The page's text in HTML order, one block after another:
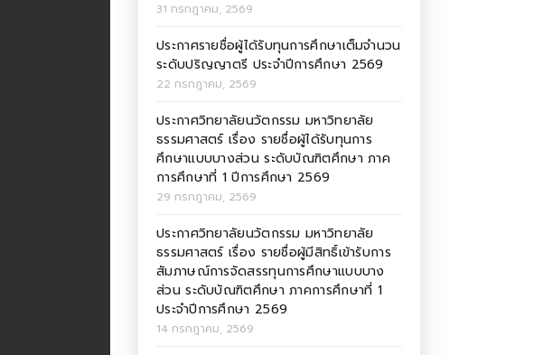
31 กรกฎาคม, 2569
ประกาศรายชื่อผู้ได้รับทุนการศึกษาเต็มจำนวน
ระดับปริญญาตรี ประจำปีการศึกษา 2569
22 กรกฎาคม, 2569
ประกาศวิทยาลัยนวัตกรรม มหาวิทยาลัย
ธรรมศาสตร์ เรื่อง รายชื่อผู้ได้รับทุนการ
ศึกษาแบบบางส่วน ระดับบัณฑิตศึกษา ภาค
การศึกษาที่ 1 ปีการศึกษา 2569
29 กรกฎาคม, 2569
ประกาศวิทยาลัยนวัตกรรม มหาวิทยาลัย
ธรรมศาสตร์ เรื่อง รายชื่อผู้มีสิทธิ์เข้ารับการ
สัมภาษณ์การจัดสรรทุนการศึกษาแบบบาง
ส่วน ระดับบัณฑิตศึกษา ภาคการศึกษาที่ 1
ประจำปีการศึกษา 2569
14 กรกฎาคม, 2569